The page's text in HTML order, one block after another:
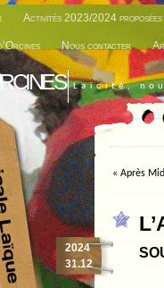
Activités 2023/2024 proposées
Nous contacter
Laïcité,
« Après
2024
31.12